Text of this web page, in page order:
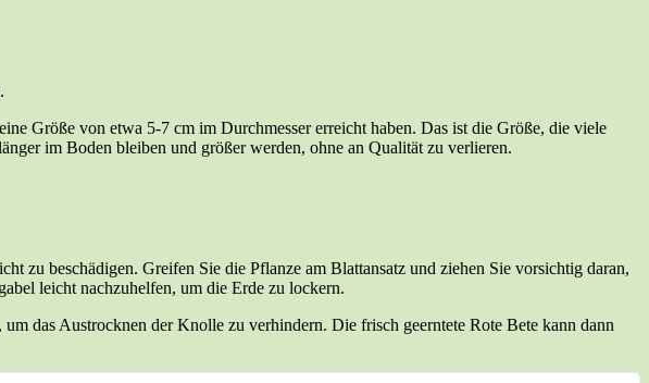
Größe von etwa 5-7 cm im Durchmesser erreicht haben. Das ist die Größe, die viele
im Boden bleiben und größer werden, ohne an Qualität zu verlieren.
zu beschädigen. Greifen Sie die Pflanze am Blattansatz und ziehen Sie vorsichtig daran,
leicht nachzuhelfen, um die Erde zu lockern.
das Austrocknen der Knolle zu verhindern. Die frisch geerntete Rote Bete kann dann